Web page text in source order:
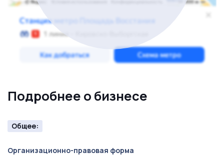
Подробнее о бизнесе
Общее:
Организационно-правовая форма